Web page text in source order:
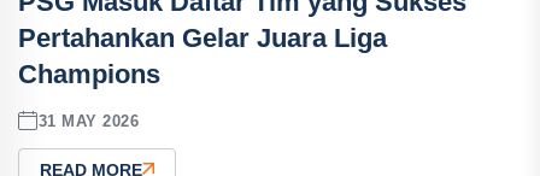
Pertahankan Gelar Juara Liga
Champions
31 MAY 2026
READ MORE